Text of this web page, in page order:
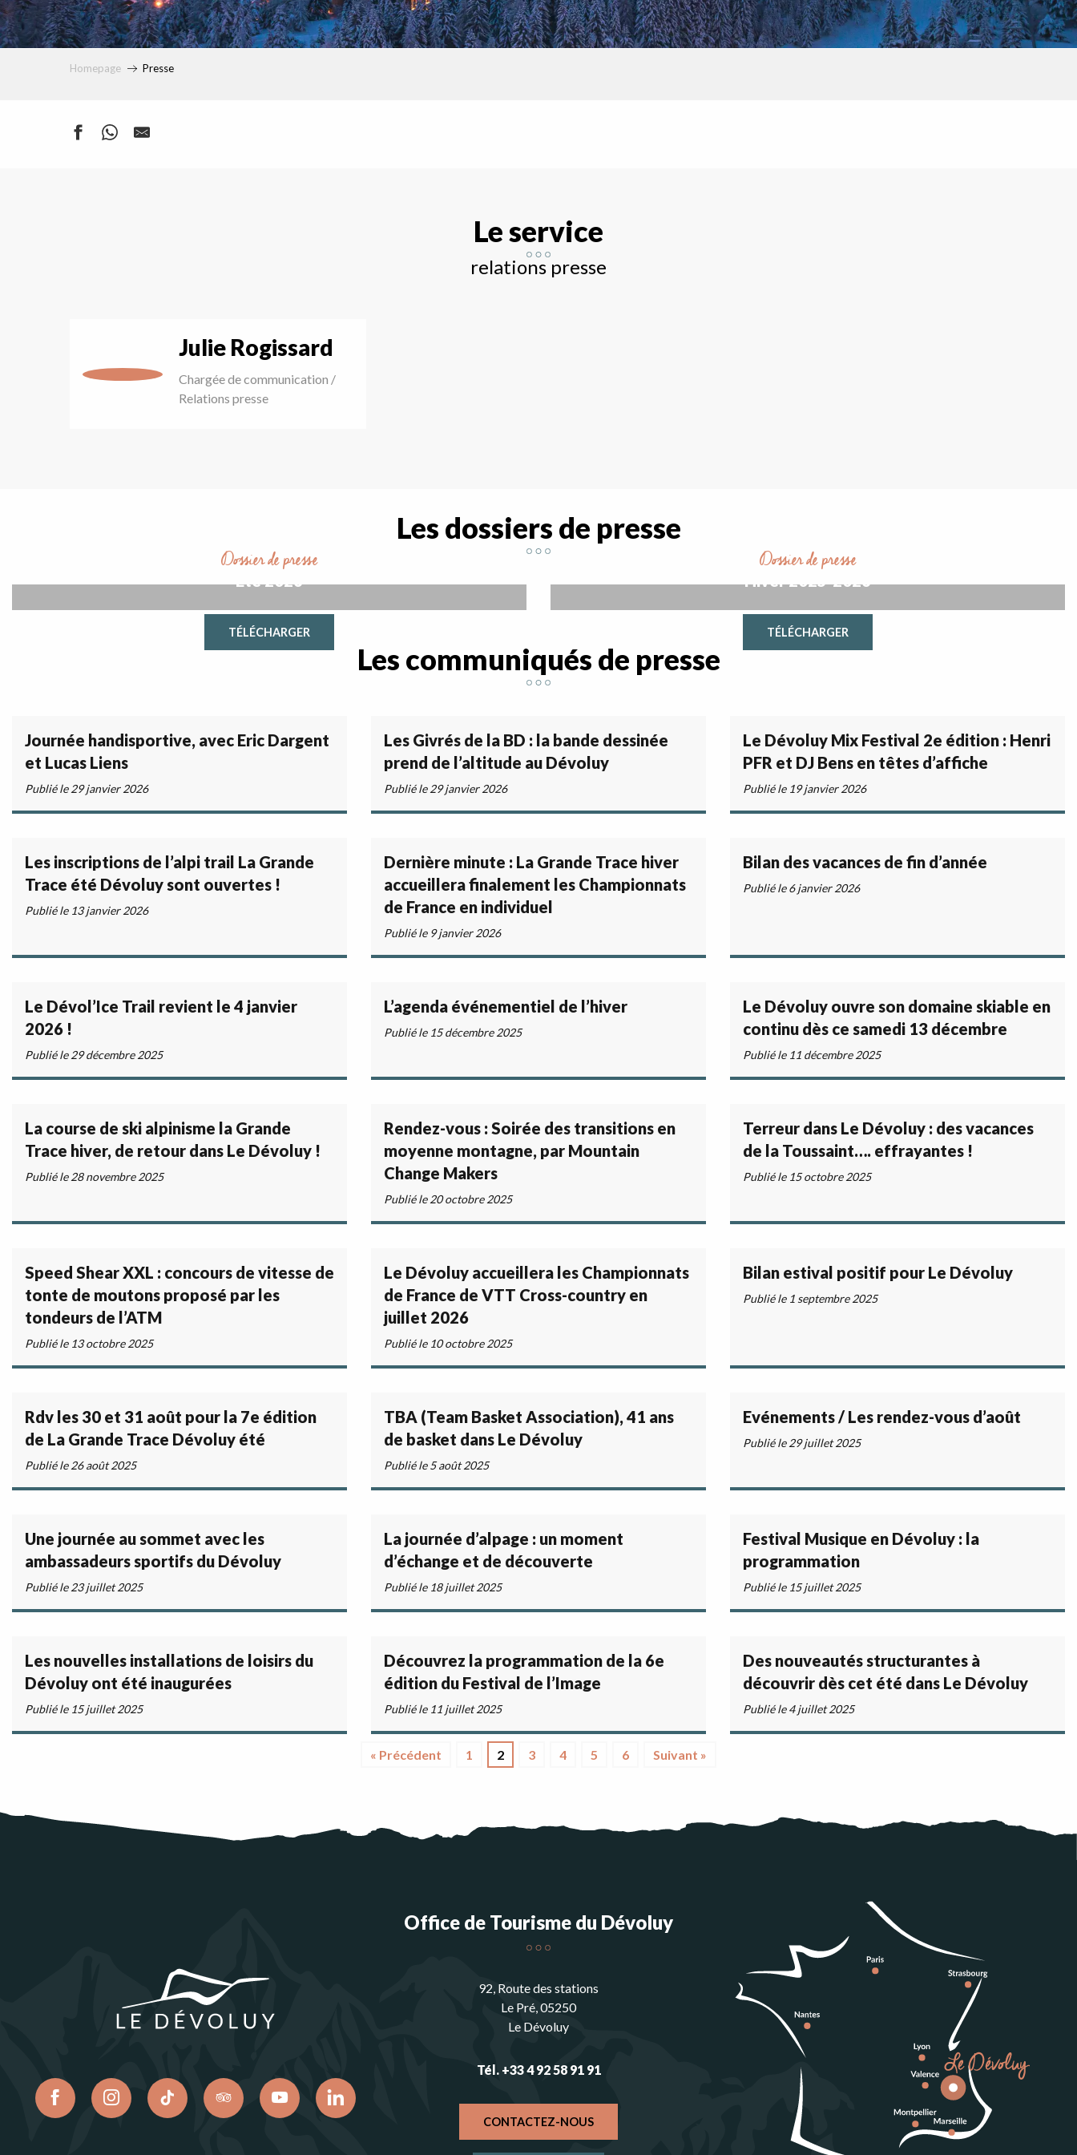
Homepage Presse
Le service
relations presse
Julie Rogissard
Chargée de communication /
Relations presse
Les dossiers de presse
Dossier de presse
Été 2026
TÉLÉCHARGER
Dossier de presse
Hiver 2025-2026
TÉLÉCHARGER
Les communiqués de presse
Journée handisportive, avec Eric Dargent
et Lucas Liens
Publié le 29 janvier 2026
Les Givrés de la BD : la bande dessinée
prend de l’altitude au Dévoluy
Publié le 29 janvier 2026
Le Dévoluy Mix Festival 2e édition : Henri
PFR et DJ Bens en têtes d’affiche
Publié le 19 janvier 2026
Les inscriptions de l’alpi trail La Grande
Trace été Dévoluy sont ouvertes !
Publié le 13 janvier 2026
Dernière minute : La Grande Trace hiver
accueillera finalement les Championnats
de France en individuel
Publié le 9 janvier 2026
Bilan des vacances de fin d’année
Publié le 6 janvier 2026
Le Dévol’Ice Trail revient le 4 janvier
2026 !
Publié le 29 décembre 2025
L’agenda événementiel de l’hiver
Publié le 15 décembre 2025
Le Dévoluy ouvre son domaine skiable en
continu dès ce samedi 13 décembre
Publié le 11 décembre 2025
La course de ski alpinisme la Grande
Trace hiver, de retour dans Le Dévoluy !
Publié le 28 novembre 2025
Rendez-vous : Soirée des transitions en
moyenne montagne, par Mountain
Change Makers
Publié le 20 octobre 2025
Terreur dans Le Dévoluy : des vacances
de la Toussaint…. effrayantes !
Publié le 15 octobre 2025
Speed Shear XXL : concours de vitesse de
tonte de moutons proposé par les
tondeurs de l’ATM
Publié le 13 octobre 2025
Le Dévoluy accueillera les Championnats
de France de VTT Cross-country en
juillet 2026
Publié le 10 octobre 2025
Bilan estival positif pour Le Dévoluy
Publié le 1 septembre 2025
Rdv les 30 et 31 août pour la 7e édition
de La Grande Trace Dévoluy été
Publié le 26 août 2025
TBA (Team Basket Association), 41 ans
de basket dans Le Dévoluy
Publié le 5 août 2025
Evénements / Les rendez-vous d’août
Publié le 29 juillet 2025
Une journée au sommet avec les
ambassadeurs sportifs du Dévoluy
Publié le 23 juillet 2025
La journée d’alpage : un moment
d’échange et de découverte
Publié le 18 juillet 2025
Festival Musique en Dévoluy : la
programmation
Publié le 15 juillet 2025
Les nouvelles installations de loisirs du
Dévoluy ont été inaugurées
Publié le 15 juillet 2025
Découvrez la programmation de la 6e
édition du Festival de l’Image
Publié le 11 juillet 2025
Des nouveautés structurantes à
découvrir dès cet été dans Le Dévoluy
Publié le 4 juillet 2025
« Précédent 1 2 3 4 5 6 Suivant »
Office de Tourisme du Dévoluy
92, Route des stations
Le Pré, 05250
Le Dévoluy
Tél. +33 4 92 58 91 91
CONTACTEZ-NOUS